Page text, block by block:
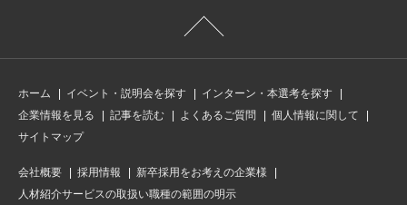
ホーム イベント・説明会を探す
インターン・本選考を探す
企業情報を見る
記事を読む よくあるご質問
個人情報に関して
サイトマップ
会社概要 採用情報
新卒採用をお考えの企業様
人材紹介サービスの取扱い職種の範囲の明示